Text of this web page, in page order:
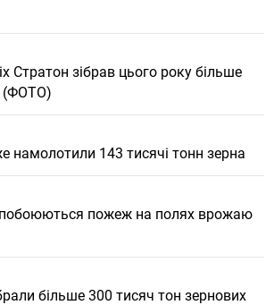
Стратон зібрав цього року більше
(ФОТО)
намолотили 143 тисячі тонн зерна
пожеж на полях врожаю
більше 300 тисяч тон зернових